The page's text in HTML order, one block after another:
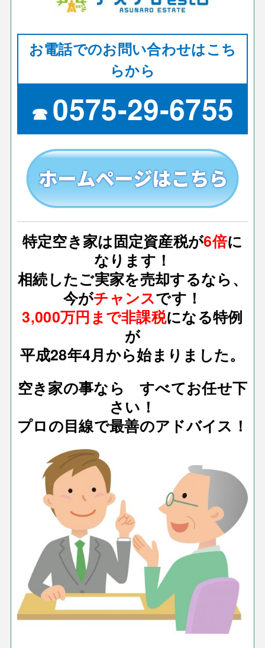
お電話でのお問い合わせはこち
らから
☎ 0575-29-6755
特定空き家は固定資産税が6倍に
なります！
相続したご実家を売却するなら、
今がチャンスです！
3,000万円まで非課税になる特例
が
平成28年4月から始まりました。
空き家の事なら すべてお任せ下
さい！
プロの目線で最善のアドバイス！